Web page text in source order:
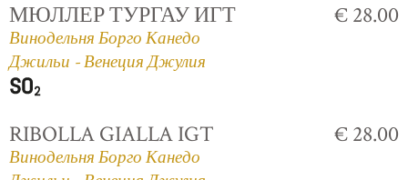
МЮЛЛЕР ТУРГАУ ИГТ
Винодельня Борго Канедо
Джильи - Венеция Джулия
€ 28.00
RIBOLLA GIALLA IGT
Винодельня Борго Канедо
€ 28.00